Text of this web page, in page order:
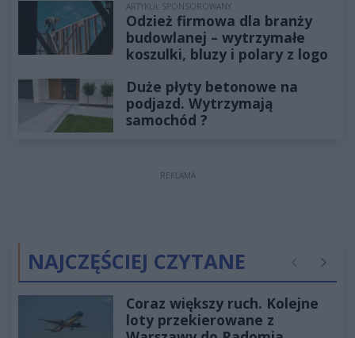
ARTYKUŁ SPONSOROWANY
Odzież firmowa dla branży
budowlanej – wytrzymałe
koszulki, bluzy i polary z logo
Duże płyty betonowe na
podjazd. Wytrzymają
samochód ?
REKLAMA
NAJCZĘŚCIEJ CZYTANE Poprzednie
Coraz większy ruch. Kolejne
loty przekierowane z